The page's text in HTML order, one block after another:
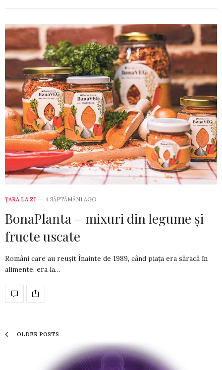
ȚARA LA ZI 4 SĂPTĂMÂNI AGO
BonaPlanta – mixuri din legume și
fructe uscate
Români care au reușit Înainte de 1989, când piața era săracă în
alimente, era la…
OLDER POSTS